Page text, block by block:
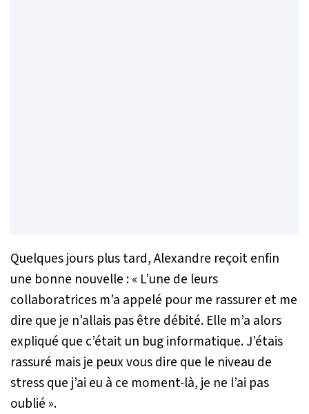
Quelques jours plus tard, Alexandre reçoit enfin
une bonne nouvelle : « L’une de leurs
collaboratrices m’a appelé pour me rassurer et me
dire que je n’allais pas être débité. Elle m’a alors
expliqué que c’était un bug informatique. J’étais
rassuré mais je peux vous dire que le niveau de
stress que j’ai eu à ce moment-là, je ne l’ai pas
oublié ».